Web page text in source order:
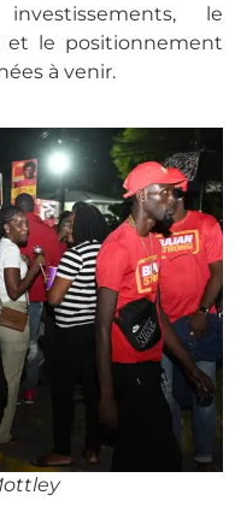
le
et le positionnement
à venir.